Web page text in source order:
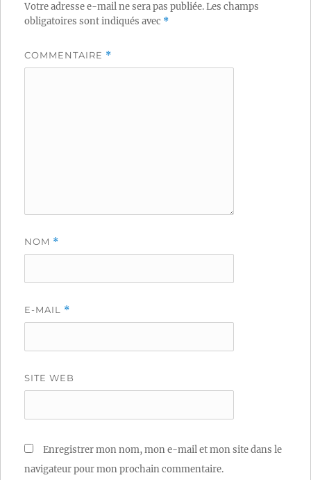
Votre adresse e-mail ne sera pas publiée.Les champs
obligatoires sont indiqués avec *
COMMENTAIRE *
NOM *
E-MAIL *
SITE WEB
Enregistrer mon nom, mon e-mail et mon site dans le
navigateur pour mon prochain commentaire.